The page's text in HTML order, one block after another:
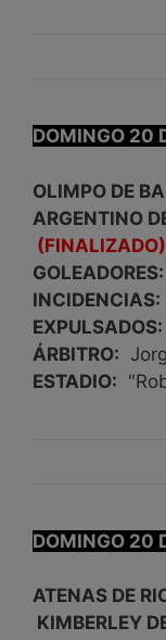
DOMINGO 20
OLIMPO DE
ARGENTINO
(FINALIZADO)
GOLEADORES:
INCIDENCIAS:
EXPULSADOS:
ÁRBITRO:
ESTADIO:
DOMINGO 20
ATENAS DE
KIMBERLEY